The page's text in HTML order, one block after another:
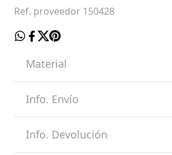
Ref. proveedor 150428
Material
Info. Envío
Info. Devolución